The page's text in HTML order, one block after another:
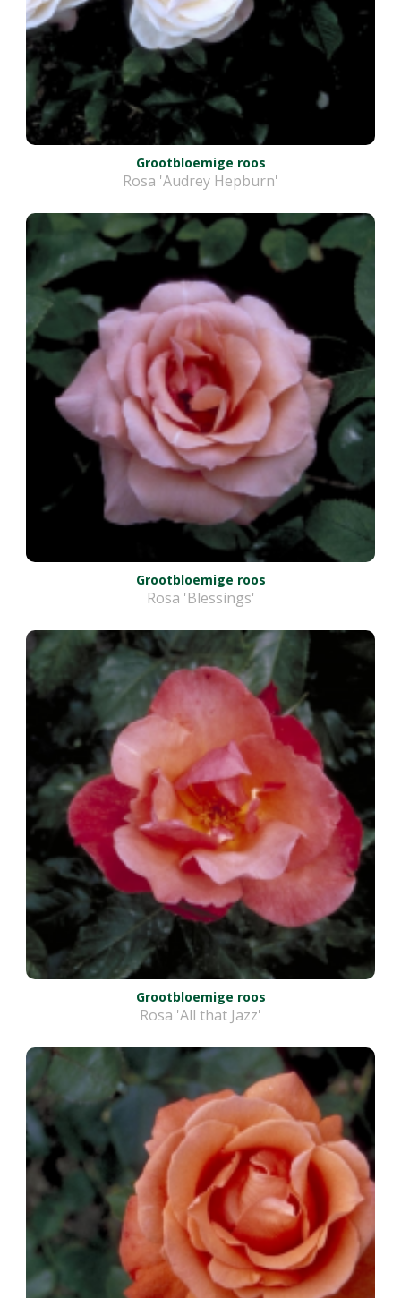
Grootbloemige roos
Rosa 'Audrey Hepburn'
Grootbloemige roos
Rosa 'Blessings'
Grootbloemige roos
Rosa 'All that Jazz'